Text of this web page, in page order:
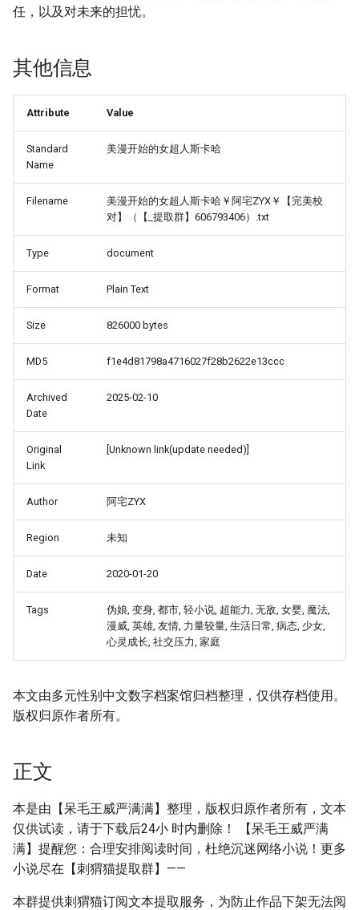
任，以及对未来的担忧。
其他信息
Attribute Value
Standard
Name
美漫开始的女超人斯卡哈
Filename
美漫开始的女超人斯卡哈￥阿宅ZYX￥【完美校
对】（【_提取群】606793406）.txt
Type document
Format Plain Text
Size 826000 bytes
MD5 f1e4d81798a4716027f28b2622e13ccc
Archived
Date
2025-02-10
Original
Link
[Unknown link(update needed)]
Author 阿宅ZYX
Region 未知
Date 2020-01-20
Tags
伪娘, 变身, 都市, 轻小说, 超能力, 无敌, 女婴, 魔法,
漫威, 英雄, 友情, 力量较量, 生活日常, 病态, 少女,
心灵成长, 社交压力, 家庭
本文由多元性别中文数字档案馆归档整理，仅供存档使用。
版权归原作者所有。
正文
本是由【呆毛王威严满满】整理，版权归原作者所有，文本
仅供试读，请于下载后24小 时内删除！ 【呆毛王威严满
满】提醒您：合理安排阅读时间，杜绝沉迷网络小说！更多
小说尽在【刺猬猫提取群】——
本群提供刺猬猫订阅文本提取服务，为防止作品下架无法阅